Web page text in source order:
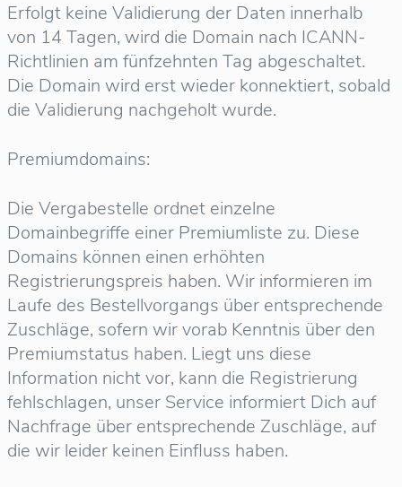
Erfolgt keine Validierung der Daten innerhalb
von 14 Tagen, wird die Domain nach ICANN-
Richtlinien am fünfzehnten Tag abgeschaltet.
Die Domain wird erst wieder konnektiert, sobald
die Validierung nachgeholt wurde.
Premiumdomains:
Die Vergabestelle ordnet einzelne
Domainbegriffe einer Premiumliste zu. Diese
Domains können einen erhöhten
Registrierungspreis haben. Wir informieren im
Laufe des Bestellvorgangs über entsprechende
Zuschläge, sofern wir vorab Kenntnis über den
Premiumstatus haben. Liegt uns diese
Information nicht vor, kann die Registrierung
fehlschlagen, unser Service informiert Dich auf
Nachfrage über entsprechende Zuschläge, auf
die wir leider keinen Einfluss haben.